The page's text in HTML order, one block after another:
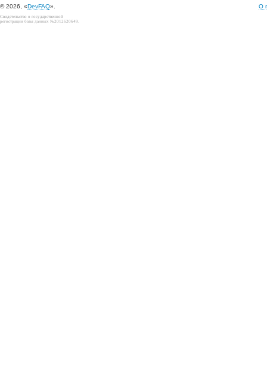
© 2026, «DevFAQ». О
Свидетельство о государственной
регистрации базы данных №2012620649.